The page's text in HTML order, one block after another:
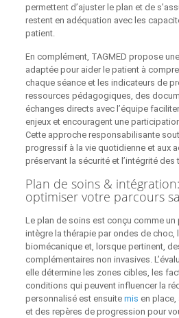
permettent d’ajuster le plan et de
restent en adéquation avec les
patient.
En complément, TAGMED propose
adaptée pour aider le patient à
chaque séance et les indicateurs de
ressources pédagogiques, des
échanges directs avec l’équipe
enjeux et encouragent une
Cette approche responsabilisante
progressif à la vie quotidienne et aux
préservant la sécurité et l’intégrité des
Plan de soins &
optimiser votre parcours
Le plan de soins est conçu comme
intègre la thérapie par ondes de choc,
biomécanique et, lorsque pertinent,
complémentaires non invasives.
elle détermine les zones cibles, les
conditions qui peuvent influencer la
personnalisé est ensuite mis en
et des repères de progression pour